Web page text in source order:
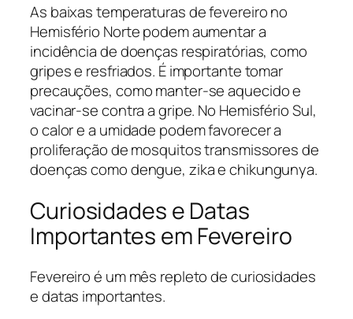
As baixas temperaturas de fevereiro no
Hemisfério Norte podem aumentar a
incidência de doenças respiratórias, como
gripes e resfriados. É importante tomar
precauções, como manter-se aquecido e
vacinar-se contra a gripe. No Hemisfério Sul,
o calor e a umidade podem favorecer a
proliferação de mosquitos transmissores de
doenças como dengue, zika e chikungunya.
Curiosidades e Datas
Importantes em Fevereiro
Fevereiro é um mês repleto de curiosidades
e datas importantes.